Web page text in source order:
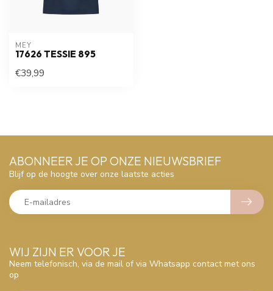
MEY
17626 TESSIE 895
€39,99
WIJ ZIJN ER VOOR JE
Neem telefonisch, via de mail of via Whatsapp contact met ons
op
ABONNEER JE OP ONZE NIEUWSBRIEF
Blijf op de hoogte over onze laatste acties